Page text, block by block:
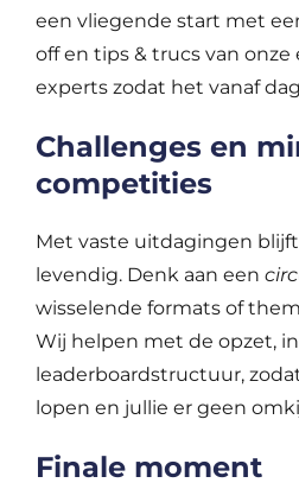
een vliegende start met
off en tips & trucs van onze
experts zodat het vanaf
Challenges en
competities
Met vaste uitdagingen
levendig. Denk aan een
wisselende formats of
Wij helpen met de opzet,
leaderboardstructuur,
lopen en jullie er geen
Finale moment